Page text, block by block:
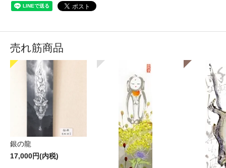
売れ筋商品
銀の龍
17,000円(内税)